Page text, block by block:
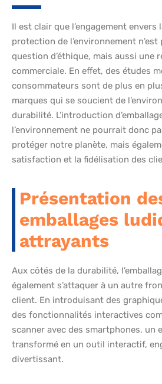
Il est clair que l’engagement
protection de l’environnement
question d’éthique, mais aussi une
commerciale. En effet, des études
consommateurs sont de plus en
marques qui se soucient de
durabilité. L’introduction
l’environnement ne pourrait donc
protéger notre planète, mais
satisfaction et la fidélisation des
Présentation
emballages
attrayants
Aux côtés de la durabilité,
également s’attaquer à un autre
client. En introduisant des
des fonctionnalités interactives
scanner avec des smartphones, un
transformé en un outil interactif,
divertissant.